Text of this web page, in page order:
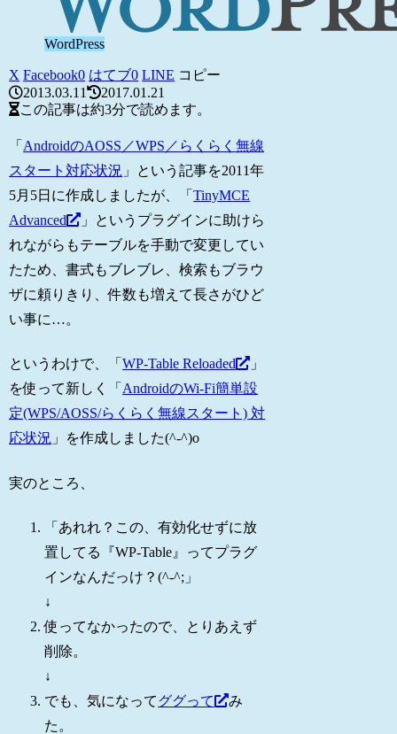
WordPress
X Facebook0 はてブ0 LINE コピー
2013.03.11
2017.01.21
この記事は約3分で読めます。
「 AndroidのAOSS／WPS／らくらく無線
スタート対応状況 」という記事を2011年
5月5日に作成しましたが、「TinyMCE
Advanced
」というプラグインに助けら
れながらもテーブルを手動で変更してい
たため、書式もブレブレ、検索もブラウ
ザに頼りきり、件数も増えて長さがひど
い事に…。
というわけで、「WP-Table Reloaded
」
を使って新しく「 AndroidのWi-Fi簡単設
定(WPS/AOSS/らくらく無線スタート) 対
応状況 」を作成しました(^-^)o
実のところ、
「あれれ？この、有効化せずに放
置してる『WP-Table』ってプラグ
インなんだっけ？(^-^;」
↓
使ってなかったので、とりあえず
削除。
↓
でも、気になってググって
み
た。